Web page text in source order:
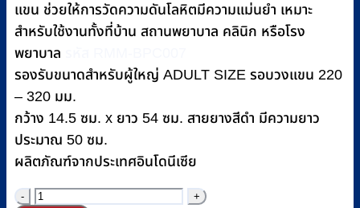
แขน ช่วยให้การวัดความดันโลหิตมีความแม่นยำ เหมาะ
สำหรับใช้งานทั้งที่บ้าน สถานพยาบาล คลินิก หรือโรง
พยาบาล
รองรับขนาดสำหรับผู้ใหญ่ ADULT SIZE รอบวงแขน 220
– 320 มม.
กว้าง 14.5 ซม. x ยาว 54 ซม. สายยางสีดำ มีความยาว
ประมาณ 50 ซม.
ผลิตภัณฑ์จากประเทศอินโดนีเซีย
จำนวน